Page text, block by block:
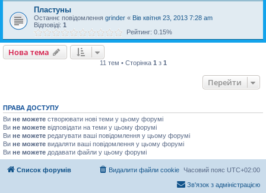
Пластуны
Останнє повідомлення grinder « Вів квітня 23, 2013 7:28 am
Відповіді: 1
Рейтинг: 0.15%
Нова тема
11 тем • Сторінка 1 з 1
Перейти
ПРАВА ДОСТУПУ
Ви не можете створювати нові теми у цьому форумі
Ви не можете відповідати на теми у цьому форумі
Ви не можете редагувати ваші повідомлення у цьому форумі
Ви не можете видаляти ваші повідомлення у цьому форумі
Ви не можете додавати файли у цьому форумі
Список форумів Часовий пояс UTC+02:00
Видалити файли cookie
Зв'язок з адміністрацією